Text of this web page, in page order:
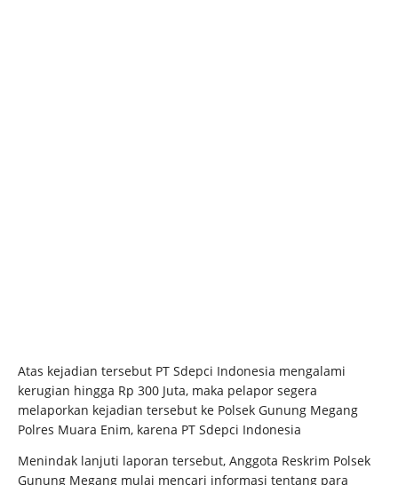
Atas kejadian tersebut PT Sdepci Indonesia mengalami
kerugian hingga Rp 300 Juta, maka pelapor segera
melaporkan kejadian tersebut ke Polsek Gunung Megang
Polres Muara Enim, karena PT Sdepci Indonesia
Menindak lanjuti laporan tersebut, Anggota Reskrim Polsek
Gunung Megang mulai mencari informasi tentang para